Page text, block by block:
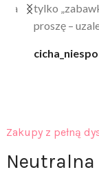
tylko
proszę –
Zakupy z pełną
Neutralna